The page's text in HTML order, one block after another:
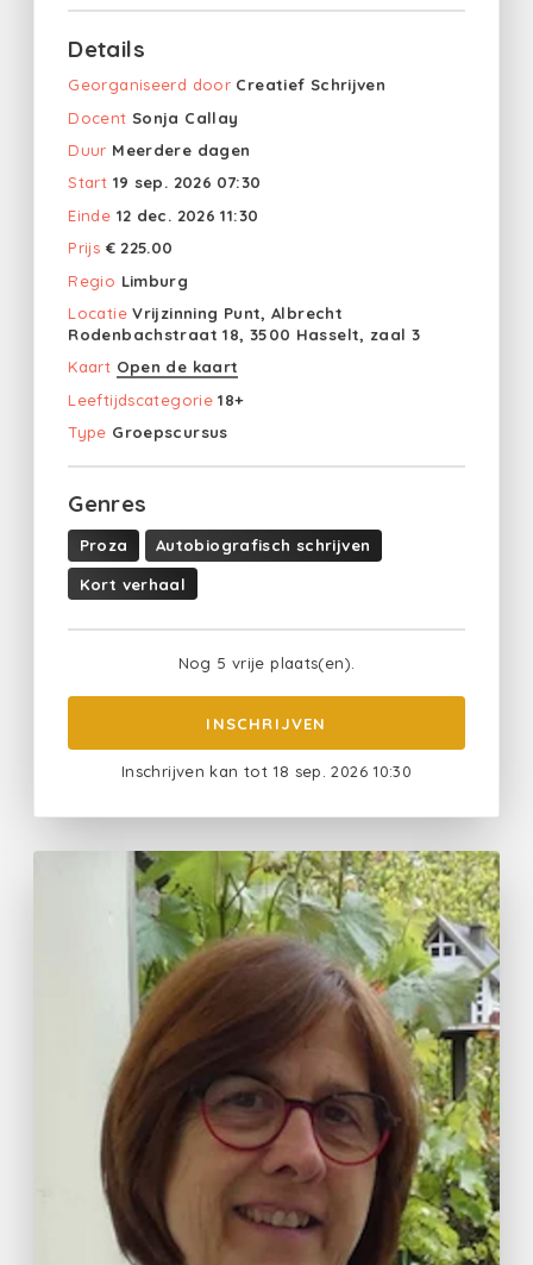
Details
Georganiseerd door Creatief Schrijven
Docent Sonja Callay
Duur Meerdere dagen
Start 19 sep. 2026 07:30
Einde 12 dec. 2026 11:30
Prijs € 225.00
Regio Limburg
Locatie Vrijzinning Punt, Albrecht
Rodenbachstraat 18, 3500 Hasselt, zaal 3
Kaart Open de kaart
Leeftijdscategorie 18+
Type Groepscursus
Genres
Proza Autobiografisch schrijven
Kort verhaal
Nog 5 vrije plaats(en).
INSCHRIJVEN
Inschrijven kan tot 18 sep. 2026 10:30